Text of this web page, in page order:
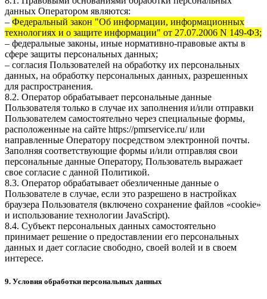
данных Оператором являются:
– Федеральный закон "Об информации, информационных
технологиях и о защите информации" от 27.07.2006 N 149-ФЗ;
– федеральные законы, иные нормативно-правовые акты в
сфере защиты персональных данных;
– согласия Пользователей на обработку их персональных
данных, на обработку персональных данных, разрешенных
для распространения.
8.2. Оператор обрабатывает персональные данные
Пользователя только в случае их заполнения и/или отправки
Пользователем самостоятельно через специальные формы,
расположенные на сайте https://pmrservice.ru/или
направленные Оператору посредством электронной почты.
Заполняя соответствующие формы и/или отправляя свои
персональные данные Оператору, Пользователь выражает
свое согласие с данной Политикой.
8.3. Оператор обрабатывает обезличенные данные о
Пользователе в случае, если это разрешено в настройках
браузера Пользователя (включено сохранение файлов «cookie»
и использование технологии JavaScript).
8.4. Субъект персональных данных самостоятельно
принимает решение о предоставлении его персональных
данных и дает согласие свободно, своей волей и в своем
интересе.
9. Условия обработки персональных данных